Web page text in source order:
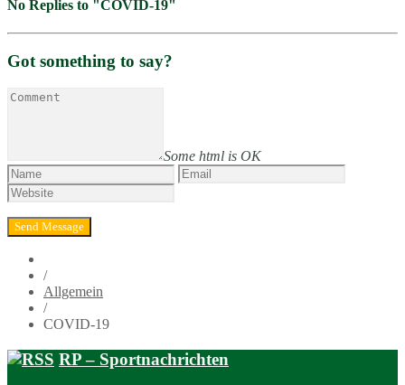
No Replies to "COVID-19"
Got something to say?
Some html is OK
/
Allgemein
/
COVID-19
RP – Sportnachrichten